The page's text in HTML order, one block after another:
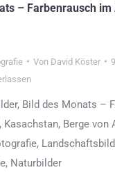
– Farbenrausch im
Von David Köster
Bild des Monats –
Kasachstan, Berge von
Naturbilder